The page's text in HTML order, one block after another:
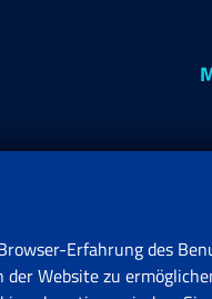
Erfahrung des
Website zu